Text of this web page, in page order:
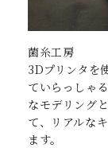
菌糸工房
3Dプリンタを
ていらっしゃ
なモデリング
て、リアルな
ます。